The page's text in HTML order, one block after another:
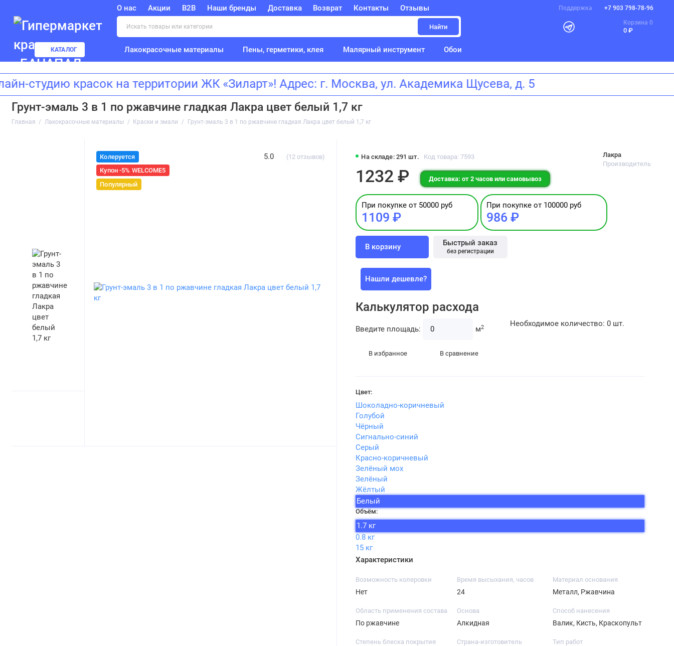
О нас Акции B2B Наши бренды Доставка Возврат Контакты Отзывы Поддержка +7 903 798-78-96
Найти
Корзина 0
0 ₽
КАТАЛОГ Лакокрасочные материалы Пены, герметики, клея Малярный инструмент Обои
красок на территории ЖК «Зиларт»! Адрес: г. Москва, ул. Академика Щусева, д. 5
Грунт-эмаль 3 в 1 по ржавчине гладкая Лакра цвет белый 1,7 кг
Главная Лакокрасочные материалы Краски и эмали Грунт-эмаль 3 в 1 по ржавчине гладкая Лакра цвет белый 1,7 кг
Колеруется
Купон -5% WELCOME5
Популярный
5.0 (12 отзывов) На складе: 291 шт. Код товара: 7593
Лакра
Производитель
1232 ₽ Доставка: от 2 часов или самовывоз
При покупке от 50000 руб
1109 ₽
При покупке от 100000 руб
986 ₽
В корзину Быстрый заказ
без регистрации
Нашли дешевле?
Калькулятор расхода
Введите площадь: м2 Необходимое количество: 0шт.
В избранное В сравнение
Цвет:
Шоколадно-коричневый
Голубой
Чёрный
Сигнально-синий
Серый
Красно-коричневый
Зелёный мох
Зелёный
Жёлтый
Белый
Объём:
1.7 кг
0.8 кг
15 кг
Характеристики
Возможность колеровки
Нет
Время высыхания, часов
24
Материал основания
Металл, Ржавчина
Область применения состава
По ржавчине
Основа
Алкидная
Способ нанесения
Валик, Кисть, Краскопульт
Степень блеска покрытия Страна-изготовитель Тип работ